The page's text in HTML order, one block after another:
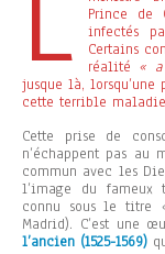
Prince de
infectés
Certains
réalité «
jusque là,
cette terrible
Cette prise de
n’échappent pas
commun avec les
l’image du fameux
connu sous le titre
Madrid). C’est une
l’ancien (1525-1569)